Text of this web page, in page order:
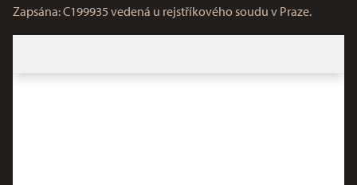
Zapsána: C199935 vedená u rejstříkového soudu v Praze.